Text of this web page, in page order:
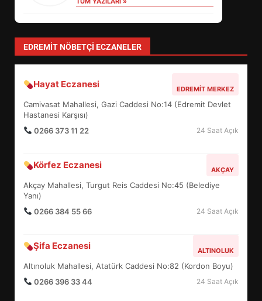
EDREMIT NÖBETÇI ECZANELER
Hayat Eczanesi EDREMIT MERKEZ
Camivasat Mahallesi, Gazi Caddesi No:14 (Edremit Devlet
Hastanesi Karşısı)
0266 373 11 22
24 Saat Açık
Körfez Eczanesi AKÇAY
Akçay Mahallesi, Turgut Reis Caddesi No:45 (Belediye
Yanı)
0266 384 55 66
24 Saat Açık
Şifa Eczanesi ALTINOLUK
Altınoluk Mahallesi, Atatürk Caddesi No:82 (Kordon Boyu)
0266 396 33 44
24 Saat Açık
3
EİB’DE KRİTİK ATAMA:
SÜRDÜRÜLEBİLİRLİKTE NE
4
EDREMİT’İN GURURU TÜRKİYE
FİNALİNDE NE BAŞARDI?
5
BALIKESİR MÜZELERİNDE SÜRE
6
TURNUVASI KAYITLARI NEYİ
DEĞİŞTİRİYOR?